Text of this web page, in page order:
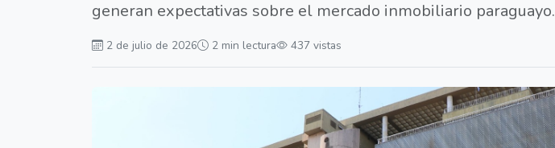
generan expectativas sobre el mercado inmobiliario paraguayo.
2 de julio de 2026 2 min lectura 437 vistas